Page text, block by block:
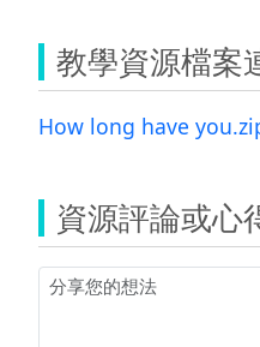
教學資源檔案
How long have
資源評論或心